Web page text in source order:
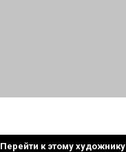
Перейти к этому художнику